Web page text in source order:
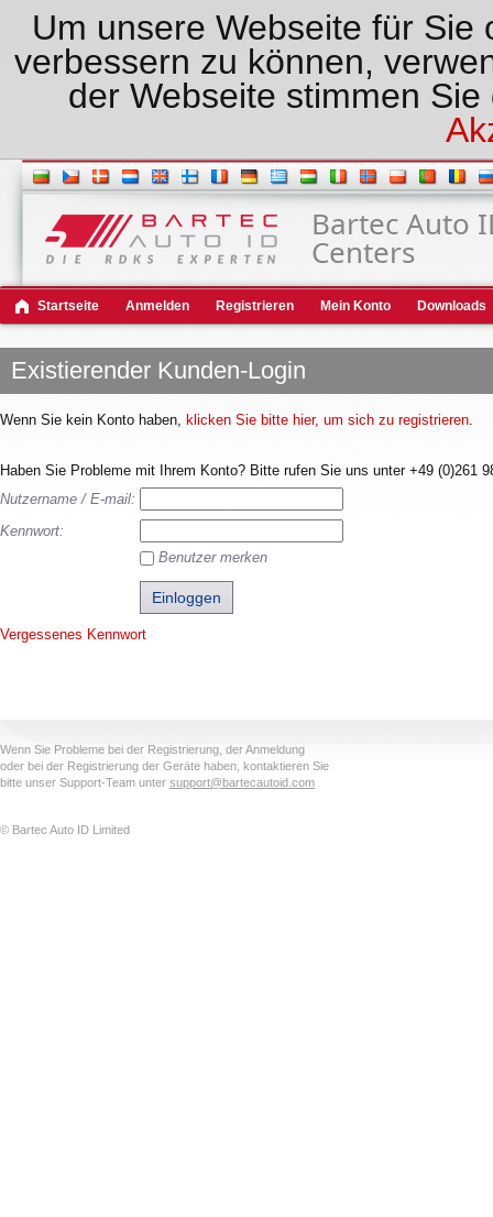
Um unsere Webseite für
verbessern zu können,
der Webseite stimmen
Bartec Auto
Centers
Startseite Anmelden Registrieren Mein Konto Downloads
Existierender Kunden-Login
Wenn Sie kein Konto haben, klicken Sie bitte hier, um sich zu registrieren.
Haben Sie Probleme mit Ihrem Konto? Bitte rufen Sie uns unter +49 (0)261
Nutzername / E-mail:
Kennwort:
Benutzer merken
Vergessenes Kennwort
Wenn Sie Probleme bei der Registrierung, der Anmeldung
oder bei der Registrierung der Geräte haben, kontaktieren Sie
bitte unser Support-Team unter support@bartecautoid.com
© Bartec Auto ID Limited